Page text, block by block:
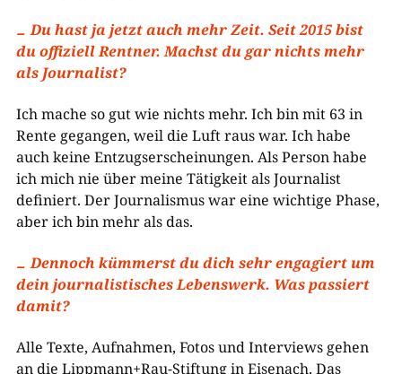
Du hast ja jetzt auch mehr Zeit. Seit 2015 bist
du offiziell Rentner. Machst du gar nichts mehr
als Journalist?
Ich mache so gut wie nichts mehr. Ich bin mit 63 in
Rente gegangen, weil die Luft raus war. Ich habe
auch keine Entzugserscheinungen. Als Person habe
ich mich nie über meine Tätigkeit als Journalist
definiert. Der Journalismus war eine wichtige Phase,
aber ich bin mehr als das.
Dennoch kümmerst du dich sehr engagiert um
dein journalistisches Lebenswerk. Was passiert
damit?
Alle Texte, Aufnahmen, Fotos und Interviews gehen
an die Lippmann+Rau-Stiftung in Eisenach. Das